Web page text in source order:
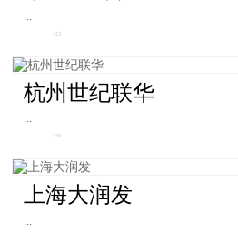
...
413
杭州世纪联华
...
上海大润发
...